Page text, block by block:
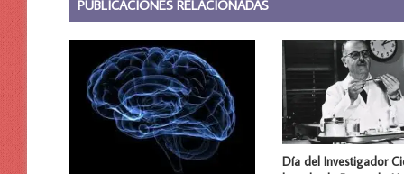
PUBLICACIONES RELACIONADAS
Día del Investigador